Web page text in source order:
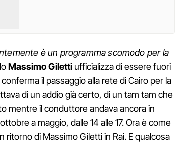
è un programma scomodo per la
Massimo Gilettiufficializza di essere fuori
il passaggio alla rete di Cairo per la
di un addio già certo, di un tam tam che
mentre il conduttore andava ancora in
a maggio, dalle 14 alle 17. Ora è come
ritorno di Massimo Giletti in Rai. E qualcosa